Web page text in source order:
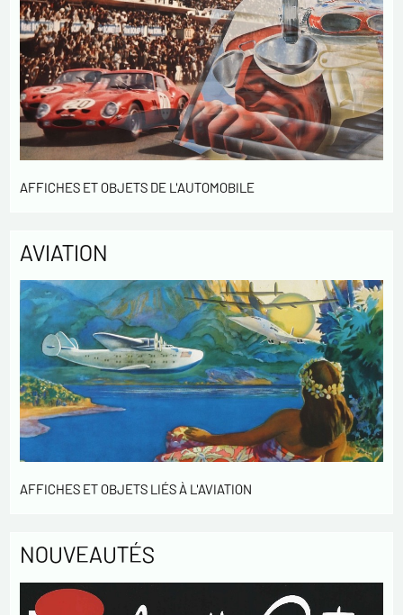
MODERNE & SPORTIVE pour la gestion des achats et la gestion
de notre clientèle. Elles sont conservées pendant 3 ans et sont
destinées au service commercial. Conformément à la loi «
informatique et libertés », vous pouvez exercer votre droit
d'accès aux données vous concernant et les faire rectifier en
nous contactant. Nous vous informons de l’existence de la
liste d'opposition au démarchage téléphonique « Bloctel »,
sur laquelle vous pouvez vous inscrire ici :
utilisées pour me contacter dans le cadre de cet
échange commercial.
En cochant cette case, j'accepte de recevoir des
Lettres d'information de votre part concernant
votre activités.
* champs obligatoires
Envoyer
AFFICHES ET OBJETS DE L'AUTOMOBILE
AVIATION
AFFICHES ET OBJETS LIÉS À L'AVIATION
NOUVEAUTÉS